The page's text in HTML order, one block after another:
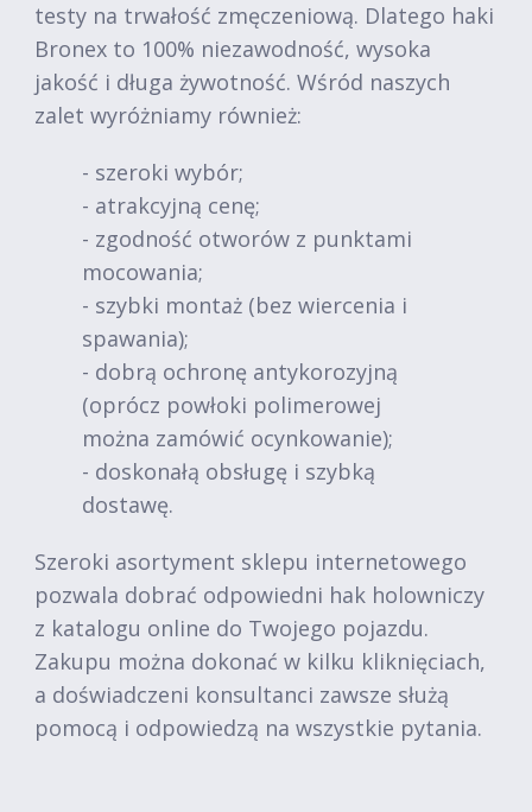
testy na trwałość zmęczeniową. Dlatego haki
Bronex to 100% niezawodność, wysoka
jakość i długa żywotność. Wśród naszych
zalet wyróżniamy również:
- szeroki wybór;
- atrakcyjną cenę;
- zgodność otworów z punktami
mocowania;
- szybki montaż (bez wiercenia i
spawania);
- dobrą ochronę antykorozyjną
(oprócz powłoki polimerowej
można zamówić ocynkowanie);
- doskonałą obsługę i szybką
dostawę.
Szeroki asortyment sklepu internetowego
pozwala dobrać odpowiedni hak holowniczy
z katalogu online do Twojego pojazdu.
Zakupu można dokonać w kilku kliknięciach,
a doświadczeni konsultanci zawsze służą
pomocą i odpowiedzą na wszystkie pytania.